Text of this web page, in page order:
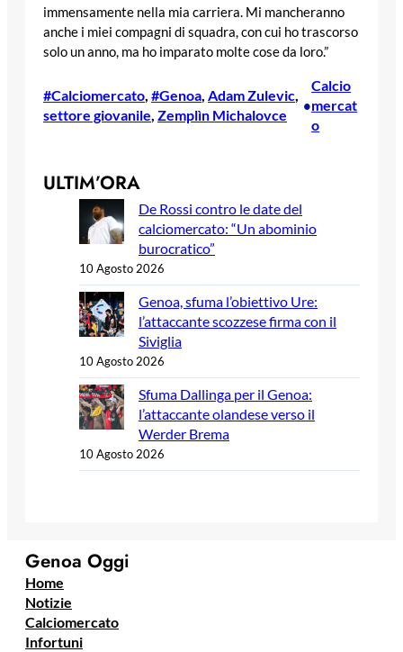
immensamente nella mia carriera. Mi mancheranno
anche i miei compagni di squadra, con cui ho trascorso
solo un anno, ma ho imparato molte cose da loro.”
#Calciomercato #Genoa Adam Zulevic
settore giovanile Zemplìn Michalovce
•
Calcio
mercat
o
ULTIM’ORA
De Rossi contro le date del
calciomercato: “Un abominio
burocratico”
10 Agosto 2026
Genoa, sfuma l’obiettivo Ure:
l’attaccante scozzese firma con il
Siviglia
10 Agosto 2026
Sfuma Dallinga per il Genoa:
l’attaccante olandese verso il
Werder Brema
10 Agosto 2026
Genoa Oggi
Home
Notizie
Calciomercato
Infortuni